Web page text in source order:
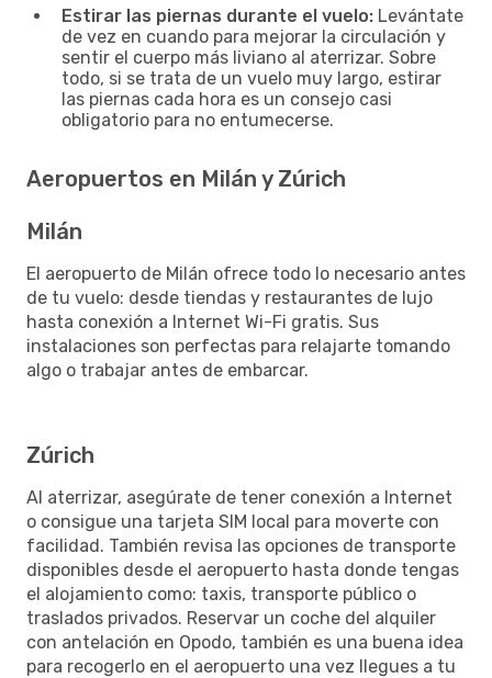
Estirar las piernas durante el vuelo: Levántate
de vez en cuando para mejorar la circulación y
sentir el cuerpo más liviano al aterrizar. Sobre
todo, si se trata de un vuelo muy largo, estirar
las piernas cada hora es un consejo casi
obligatorio para no entumecerse.
Aeropuertos en Milán y Zúrich
Milán
El aeropuerto de Milán ofrece todo lo necesario antes
de tu vuelo: desde tiendas y restaurantes de lujo
hasta conexión a Internet Wi-Fi gratis. Sus
instalaciones son perfectas para relajarte tomando
algo o trabajar antes de embarcar.
Zúrich
Al aterrizar, asegúrate de tener conexión a Internet
o consigue una tarjeta SIM local para moverte con
facilidad. También revisa las opciones de transporte
disponibles desde el aeropuerto hasta donde tengas
el alojamiento como: taxis, transporte público o
traslados privados. Reservar un coche del alquiler
con antelación en Opodo, también es una buena idea
para recogerlo en el aeropuerto una vez llegues a tu